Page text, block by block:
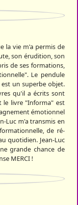
la vie m'a permis de
son érudition, son
de ses formations,
Le pendule
un superbe objet.
qu'il a écrits sont
le livre "Informa" est
émotionnel
Luc m'a transmis en
de ré-
quotidien. Jean-Luc
grande chance de
MERCI !